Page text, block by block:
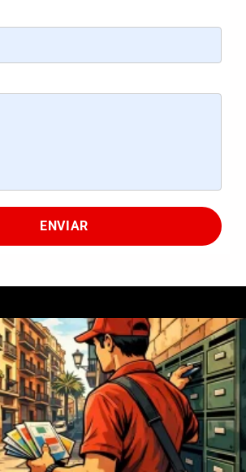
ENVIAR